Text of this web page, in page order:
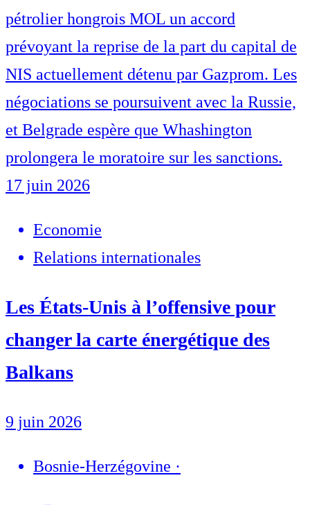
pétrolier hongrois MOL un accord
prévoyant la reprise de la part du capital de
NIS actuellement détenu par Gazprom. Les
négociations se poursuivent avec la Russie,
et Belgrade espère que Whashington
prolongera le moratoire sur les sanctions.
17 juin 2026
Economie
Relations internationales
Les États-Unis à l’offensive pour
changer la carte énergétique des
Balkans
9 juin 2026
Bosnie-Herzégovine ·